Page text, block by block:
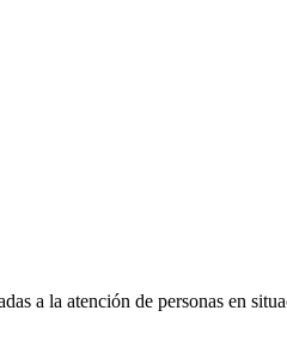
a la atención de personas en